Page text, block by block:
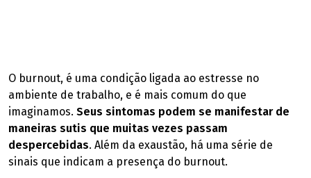
O burnout, é uma condição ligada ao estresse no
ambiente de trabalho, e é mais comum do que
imaginamos. Seus sintomas podem se manifestar de
maneiras sutis que muitas vezes passam
despercebidas. Além da exaustão, há uma série de
sinais que indicam a presença do burnout.